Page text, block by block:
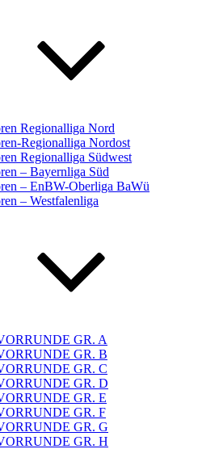
Regionalliga Nord
Regionalliga Nordost
Regionalliga Südwest
– Bayernliga Süd
– EnBW-Oberliga BaWü
– Westfalenliga
GR. A
GR. B
GR. C
GR. D
GR. E
GR. F
GR. G
GR. H